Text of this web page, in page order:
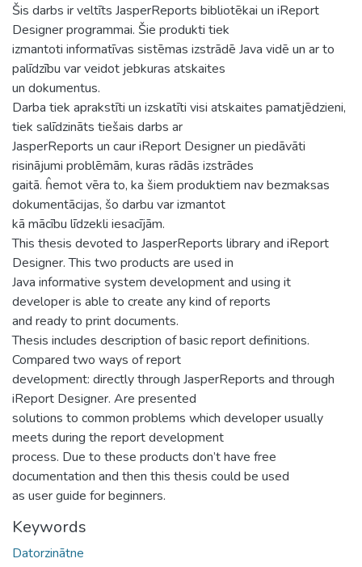
Šis darbs ir veltīts JasperReports bibliotēkai un iReport
Designer programmai. Šie produkti tiek
izmantoti informatīvas sistēmas izstrādē Java vidē un ar to
palīdzību var veidot jebkuras atskaites
un dokumentus.
Darba tiek aprakstīti un izskatīti visi atskaites pamatjēdzieni,
tiek salīdzināts tiešais darbs ar
JasperReports un caur iReport Designer un piedāvāti
risinājumi problēmām, kuras rādās izstrādes
gaitā. ĥemot vēra to, ka šiem produktiem nav bezmaksas
dokumentācijas, šo darbu var izmantot
kā mācību līdzekli iesacījām.
This thesis devoted to JasperReports library and iReport
Designer. This two products are used in
Java informative system development and using it
developer is able to create any kind of reports
and ready to print documents.
Thesis includes description of basic report definitions.
Compared two ways of report
development: directly through JasperReports and through
iReport Designer. Are presented
solutions to common problems which developer usually
meets during the report development
process. Due to these products don’t have free
documentation and then this thesis could be used
as user guide for beginners.
Keywords
Datorzinātne